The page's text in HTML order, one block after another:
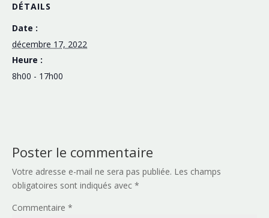
DÉTAILS
Date :
décembre 17, 2022
Heure :
8h00 - 17h00
Poster le commentaire
Votre adresse e-mail ne sera pas publiée. Les champs
obligatoires sont indiqués avec *
Commentaire *